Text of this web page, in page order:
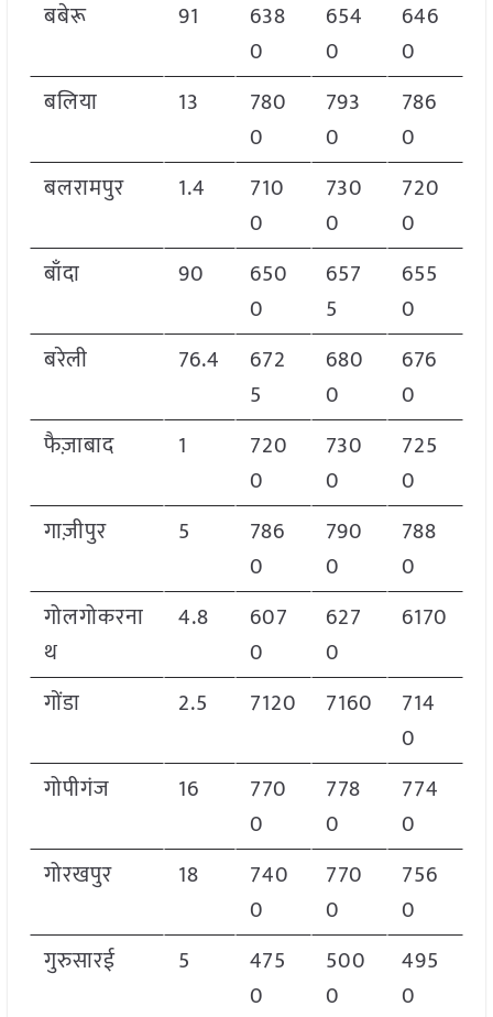
बबेरू 91
638
0
654
0
646
0
बलिया
13
780
0
793
0
786
0
बलरामपुर
1.4
710
0
730
0
720
0
बाँदा
90
650
0
657
5
655
0
बरेली
76.4
672
5
680
0
676
0
फैज़ाबाद
1
720
0
730
0
725
0
गाज़ीपुर
5
786
0
790
0
788
0
गोलगोकरना
थ
4.8
607
0
627
0
6170
गोंडा 2.5 7120 7160
714
0
गोपीगंज
16
770
0
778
0
774
0
गोरखपुर
18
740
0
770
0
756
0
गुरुसारई
5
475
0
500
0
495
0